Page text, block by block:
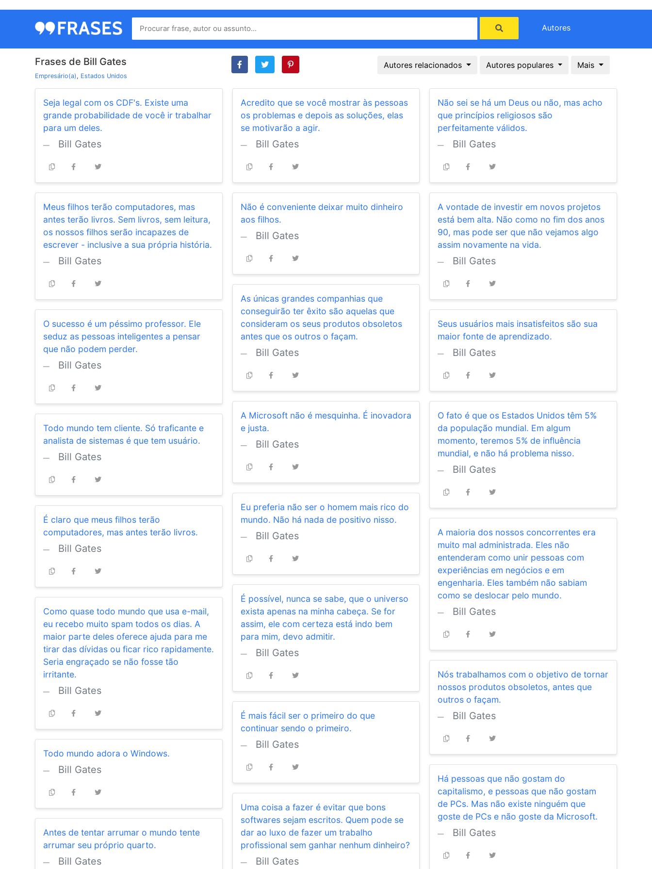
Autores
Menu
Autores
Frases de Bill Gates
Empresário(a), Estados Unidos
Autores relacionados Autores populares Mais
Seja legal com os CDF's. Existe uma
grande probabilidade de você ir trabalhar
para um deles.
Bill Gates
Meus filhos terão computadores, mas
antes terão livros. Sem livros, sem leitura,
os nossos filhos serão incapazes de
escrever - inclusive a sua própria história.
Bill Gates
O sucesso é um péssimo professor. Ele
seduz as pessoas inteligentes a pensar
que não podem perder.
Bill Gates
Todo mundo tem cliente. Só traficante e
analista de sistemas é que tem usuário.
Bill Gates
É claro que meus filhos terão
computadores, mas antes terão livros.
Bill Gates
Como quase todo mundo que usa e-mail,
eu recebo muito spam todos os dias. A
maior parte deles oferece ajuda para me
tirar das dívidas ou ficar rico rapidamente.
Seria engraçado se não fosse tão
irritante.
Bill Gates
Todo mundo adora o Windows.
Bill Gates
Antes de tentar arrumar o mundo tente
arrumar seu próprio quarto.
Bill Gates
Acredito que se você mostrar às pessoas
os problemas e depois as soluções, elas
se motivarão a agir.
Bill Gates
Não é conveniente deixar muito dinheiro
aos filhos.
Bill Gates
As únicas grandes companhias que
conseguirão ter êxito são aquelas que
consideram os seus produtos obsoletos
antes que os outros o façam.
Bill Gates
A Microsoft não é mesquinha. É inovadora
e justa.
Bill Gates
Eu preferia não ser o homem mais rico do
mundo. Não há nada de positivo nisso.
Bill Gates
É possível, nunca se sabe, que o universo
exista apenas na minha cabeça. Se for
assim, ele com certeza está indo bem
para mim, devo admitir.
Bill Gates
É mais fácil ser o primeiro do que
continuar sendo o primeiro.
Bill Gates
Uma coisa a fazer é evitar que bons
softwares sejam escritos. Quem pode se
dar ao luxo de fazer um trabalho
profissional sem ganhar nenhum dinheiro?
Bill Gates
Não sei se há um Deus ou não, mas acho
que princípios religiosos são
perfeitamente válidos.
Bill Gates
A vontade de investir em novos projetos
está bem alta. Não como no fim dos anos
90, mas pode ser que não vejamos algo
assim novamente na vida.
Bill Gates
Seus usuários mais insatisfeitos são sua
maior fonte de aprendizado.
Bill Gates
O fato é que os Estados Unidos têm 5%
da população mundial. Em algum
momento, teremos 5% de influência
mundial, e não há problema nisso.
Bill Gates
A maioria dos nossos concorrentes era
muito mal administrada. Eles não
entenderam como unir pessoas com
experiências em negócios e em
engenharia. Eles também não sabiam
como se deslocar pelo mundo.
Bill Gates
Nós trabalhamos com o objetivo de tornar
nossos produtos obsoletos, antes que
outros o façam.
Bill Gates
Há pessoas que não gostam do
capitalismo, e pessoas que não gostam
de PCs. Mas não existe ninguém que
goste de PCs e não goste da Microsoft.
Bill Gates